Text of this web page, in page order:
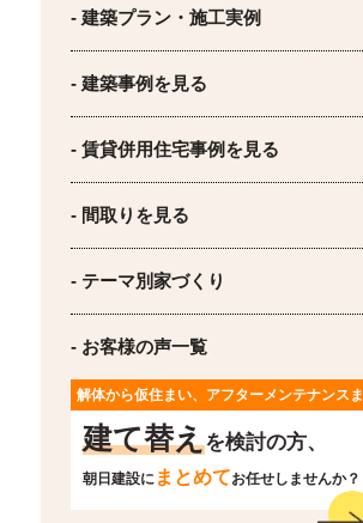
- 建築プラン・施工実例
- 建築事例を見る
- 賃貸併用住宅事例を見る
- 間取りを見る
- テーマ別家づくり
- お客様の声一覧
解体から仮住まい、アフターメンテナンスま
建て替えを検討の方、
朝日建設に まとめてお任せしませんか？